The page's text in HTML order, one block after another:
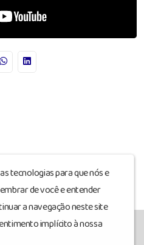
tecnologias para que nós e
de você e entender
a navegação neste site
implícito à nossa